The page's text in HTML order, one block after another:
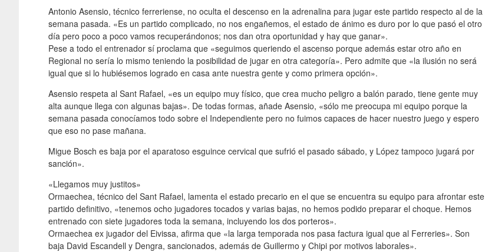
Antonio Asensio, técnico ferreriense, no oculta el descenso en la adrenalina para jugar este partido respecto al de la
semana pasada. «Es un partido complicado, no nos engañemos, el estado de ánimo es duro por lo que pasó el otro
día pero poco a poco vamos recuperándonos; nos dan otra oportunidad y hay que ganar».
Pese a todo el entrenador sí proclama que «seguimos queriendo el ascenso porque además estar otro año en
Regional no sería lo mismo teniendo la posibilidad de jugar en otra categoría». Pero admite que «la ilusión no será
igual que si lo hubiésemos logrado en casa ante nuestra gente y como primera opción».
Asensio respeta al Sant Rafael, «es un equipo muy físico, que crea mucho peligro a balón parado, tiene gente muy
alta aunque llega con algunas bajas». De todas formas, añade Asensio, «sólo me preocupa mi equipo porque la
semana pasada conocíamos todo sobre el Independiente pero no fuimos capaces de hacer nuestro juego y espero
que eso no pase mañana.
Migue Bosch es baja por el aparatoso esguince cervical que sufrió el pasado sábado, y López tampoco jugará por
sanción».
«Llegamos muy justitos»
Ormaechea, técnico del Sant Rafael, lamenta el estado precario en el que se encuentra su equipo para afrontar este
partido definitivo, «tenemos ocho jugadores tocados y varias bajas, no hemos podido preparar el choque. Hemos
entrenado con siete jugadores toda la semana, incluyendo los dos porteros».
Ormaechea ex jugador del Eivissa, afirma que «la larga temporada nos pasa factura igual que al Ferreries». Son
baja David Escandell y Dengra, sancionados, además de Guillermo y Chipi por motivos laborales».